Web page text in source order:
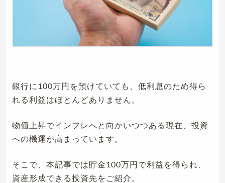
銀行に100万円を預けていても、低利息のため得ら
れる利益はほとんどありません。
物価上昇でインフレへと向かいつつある現在、投資
への機運が高まっています。
そこで、本記事では貯金100万円で利益を得られ、
資産形成できる投資先をご紹介。